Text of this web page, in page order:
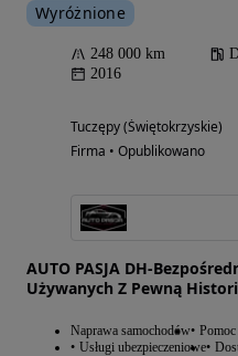
Wyróżnione
248 000 km
2016
Tuczępy (Świętokrzyskie)
Firma • Opublikowano
AUTO PASJA DH-
Używanych Z Pewną
Naprawa samochodów
Usługi ubezpieczeniowe